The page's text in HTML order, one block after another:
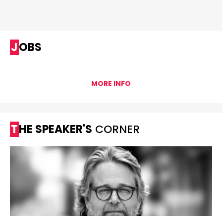
JOBS
MORE INFO
THE SPEAKER'S CORNER